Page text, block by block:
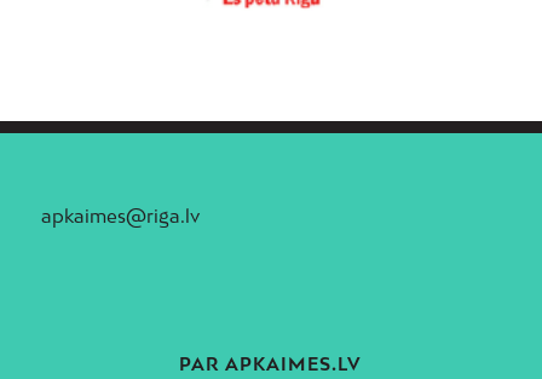
apkaimes@riga.lv
PAR APKAIMES.LV